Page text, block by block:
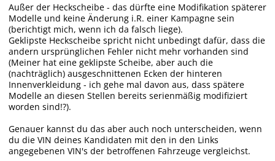
Außer der Heckscheibe - das dürfte eine Modifikation späterer
Modelle und keine Änderung i.R. einer Kampagne sein
(berichtigt mich, wenn ich da falsch liege).
Geklipste Heckscheibe spricht nicht unbedingt dafür, dass die
andern ursprünglichen Fehler nicht mehr vorhanden sind
(Meiner hat eine geklipste Scheibe, aber auch die
(nachträglich) ausgeschnittenen Ecken der hinteren
Innenverkleidung - ich gehe mal davon aus, dass spätere
Modelle an diesen Stellen bereits serienmäßig modifiziert
worden sind!?).
Genauer kannst du das aber auch noch unterscheiden, wenn
du die VIN deines Kandidaten mit den in den Links
angegebenen VIN's der betroffenen Fahrzeuge vergleichst.